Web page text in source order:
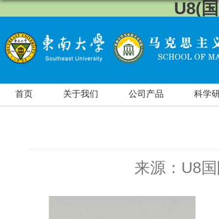
U8(
首页 关于我们 公司产品 科学
来源：U8